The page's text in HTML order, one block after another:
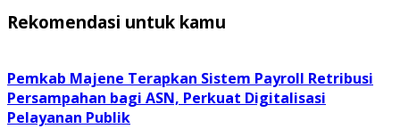
Rekomendasi untuk kamu
Pemkab Majene Terapkan Sistem Payroll Retribusi
Persampahan bagi ASN, Perkuat Digitalisasi
Pelayanan Publik